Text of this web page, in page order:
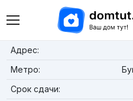
Адрес:
Метро:
Срок сдачи: